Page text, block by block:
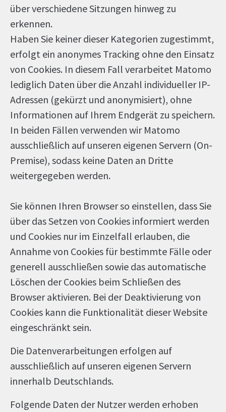
über verschiedene Sitzungen hinweg zu
erkennen.
Haben Sie keiner dieser Kategorien zugestimmt,
erfolgt ein anonymes Tracking ohne den Einsatz
von Cookies. In diesem Fall verarbeitet Matomo
lediglich Daten über die Anzahl individueller IP-
Adressen (gekürzt und anonymisiert), ohne
Informationen auf Ihrem Endgerät zu speichern.
In beiden Fällen verwenden wir Matomo
ausschließlich auf unseren eigenen Servern (On-
Premise), sodass keine Daten an Dritte
weitergegeben werden.
Sie können Ihren Browser so einstellen, dass Sie
über das Setzen von Cookies informiert werden
und Cookies nur im Einzelfall erlauben, die
Annahme von Cookies für bestimmte Fälle oder
generell ausschließen sowie das automatische
Löschen der Cookies beim Schließen des
Browser aktivieren. Bei der Deaktivierung von
Cookies kann die Funktionalität dieser Website
eingeschränkt sein.
Die Datenverarbeitungen erfolgen auf
ausschließlich auf unseren eigenen Servern
innerhalb Deutschlands.
Folgende Daten der Nutzer werden erhoben